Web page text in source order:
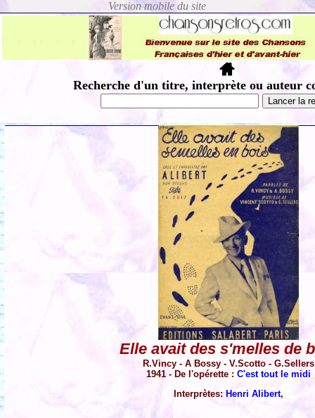
Recherche d'un titre, interprète ou auteur
Elle avait des s'melles de
R.Vincy - A Bossy - V.Scotto - G.Sellers
1941 - De l'opérette : C'est tout le midi
Interprètes: Henri Alibert,